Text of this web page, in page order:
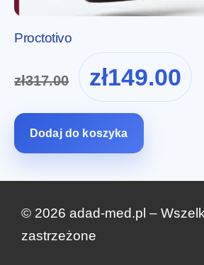
Proctotivo
zł317.00
Pierwotna
cena
wynosiła:
zł149.00
Dodaj do koszyka
© 2026 adad-med.pl –
zastrzeżone